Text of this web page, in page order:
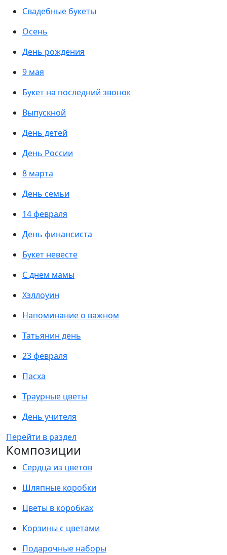
Свадебные букеты
Осень
День рождения
9 мая
Букет на последний звонок
Выпускной
День детей
День России
8 марта
День семьи
14 февраля
День финансиста
Букет невесте
С днем мамы
Хэллоуин
Напоминание о важном
Татьянин день
23 февраля
Пасха
Траурные цветы
День учителя
Перейти в раздел
Композиции
Сердца из цветов
Шляпные коробки
Цветы в коробках
Корзины с цветами
Подарочные наборы